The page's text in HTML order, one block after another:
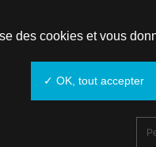
des cookies et vous
✓ OK, tout accepter